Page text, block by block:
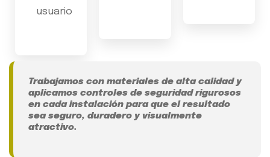
usuario
Trabajamos con materiales de alta calidady
aplicamos controles de seguridad rigurosos
en cada instalaciónpara que el resultado
sea seguro, duradero y visualmente
atractivo.